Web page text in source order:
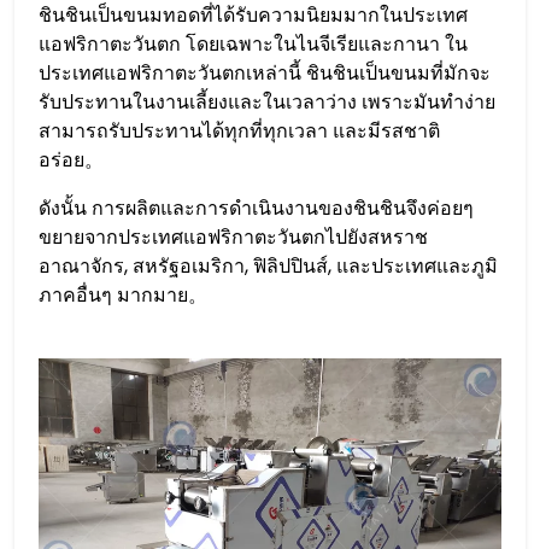
ชินชินเป็นขนมทอดที่ได้รับความนิยมมากในประเทศ
แอฟริกาตะวันตก โดยเฉพาะในไนจีเรียและกานา ใน
ประเทศแอฟริกาตะวันตกเหล่านี้ ชินชินเป็นขนมที่มักจะ
รับประทานในงานเลี้ยงและในเวลาว่าง เพราะมันทำง่าย
สามารถรับประทานได้ทุกที่ทุกเวลา และมีรสชาติ
อร่อย。
ดังนั้น การผลิตและการดำเนินงานของชินชินจึงค่อยๆ
ขยายจากประเทศแอฟริกาตะวันตกไปยังสหราช
อาณาจักร, สหรัฐอเมริกา, ฟิลิปปินส์, และประเทศและภูมิ
ภาคอื่นๆ มากมาย。